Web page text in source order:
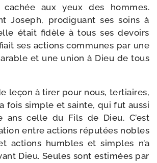
aux yeux des hommes.
Joseph, pro­di­guant ses soins à
était fidèle à tous ses devoirs
ses actions com­munes par une
et une union à Dieu de tous
leçon à tirer pour nous, ter­tiaires,
fois simple et sainte, qui fut aus­si
ans celle du Fils de Dieu. C’est
entre actions répu­tées nobles
actions humbles et simples n’a
Dieu. Seules sont esti­mées par